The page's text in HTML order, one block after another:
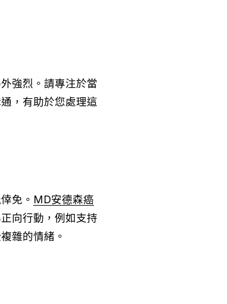
強烈。請專注於當
，有助於您處理這
免。 MD安德森癌
向行動，例如支持
雜的情緒。